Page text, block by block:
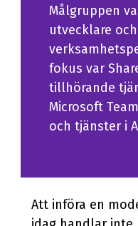
Målgruppen
utvecklare och
fokus var
tillhörande
Microsoft
och tjänster i
Att införa en